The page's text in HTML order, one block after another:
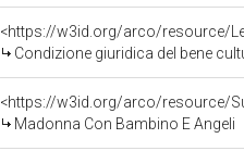
<https://w3id.org/arco/resource/
Condizione giuridica del bene
<https://w3id.org/arco/resource/
Madonna Con Bambino E Angeli